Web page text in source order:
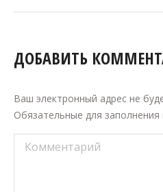
ДОБАВИТЬ
Ваш электронный адрес не
Обязательные для
Комментарий